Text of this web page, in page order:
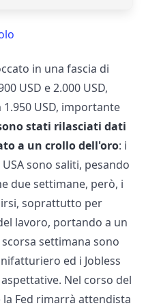
in una fascia di
USD e 2.000 USD,
USD, importante
stati rilasciati dati
a un crollo dell'oro: i
sono saliti, pesando
due settimane, però, i
soprattutto per
lavoro, portando a un
settimana sono
ed i Jobless
Nel corso del
Fed rimarrà attendista